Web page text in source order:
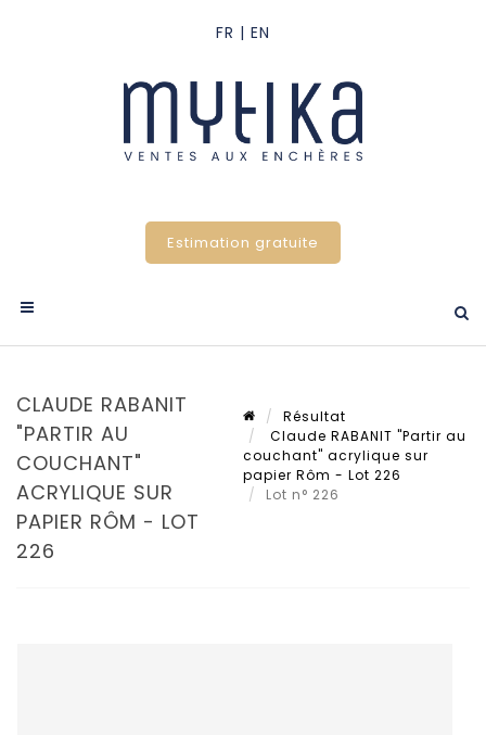
Estimation gratuite
CLAUDE RABANIT
"PARTIR AU
COUCHANT"
ACRYLIQUE SUR
PAPIER RÔM - LOT
226
Résultat
Claude RABANIT "Partir au
couchant" acrylique sur
papier Rôm - Lot 226
Lot n° 226